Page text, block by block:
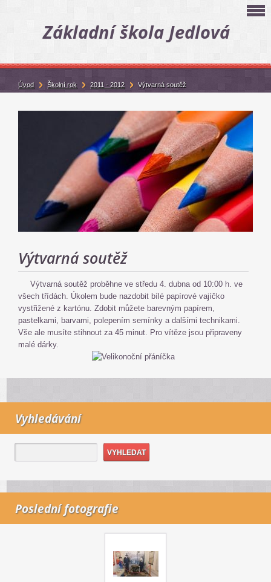
Základní škola Jedlová
Výtvarná soutěž
Výtvarná soutěž proběhne ve středu 4. dubna od 10:00 h. ve
všech třídách. Úkolem bude nazdobit bílé papírové vajíčko
vystřižené z kartónu. Zdobit můžete barevným papírem,
pastelkami, barvami, polepením semínky a dalšími technikami.
Vše ale musíte stihnout za 45 minut. Pro vítěze jsou připraveny
malé dárky.
Vyhledávání
Poslední fotografie
Úvod Školní rok 2011 - 2012 Výtvarná soutěž